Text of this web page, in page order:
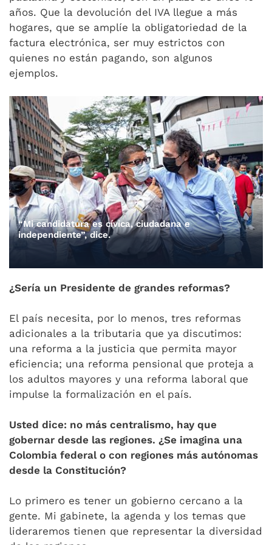
años. Que la devolución del IVA llegue a más
hogares, que se amplíe la obligatoriedad de la
factura electrónica, ser muy estrictos con
quienes no están pagando, son algunos
ejemplos.
“Mi candidatura es cívica, ciudadana e
independiente”, dice.
¿Sería un Presidente de grandes reformas?
El país necesita, por lo menos, tres reformas
adicionales a la tributaria que ya discutimos:
una reforma a la justicia que permita mayor
eficiencia; una reforma pensional que proteja a
los adultos mayores y una reforma laboral que
impulse la formalización en el país.
Usted dice: no más centralismo, hay que
gobernar desde las regiones. ¿Se imagina una
Colombia federal o con regiones más autónomas
desde la Constitución?
Lo primero es tener un gobierno cercano a la
gente. Mi gabinete, la agenda y los temas que
lideraremos tienen que representar la diversidad